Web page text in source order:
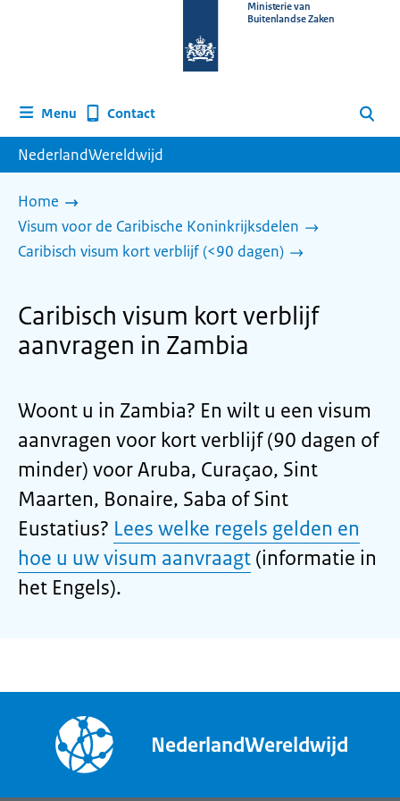
homepage
Ministerie van
Buitenlandse Zaken
Menu Contact Zoeken
NederlandWereldwijd
Home
Visum voor de Caribische Koninkrijksdelen
Caribisch visum kort verblijf (<90 dagen)
Caribisch visum kort verblijf
aanvragen in Zambia
Woont u in Zambia? En wilt u een visum
aanvragen voor kort verblijf (90 dagen of
minder) voor Aruba, Curaçao, Sint
Maarten, Bonaire, Saba of Sint
Eustatius? Lees welke regels gelden en
hoe u uw visum aanvraagt (informatie in
het Engels).
NederlandWereldwijd